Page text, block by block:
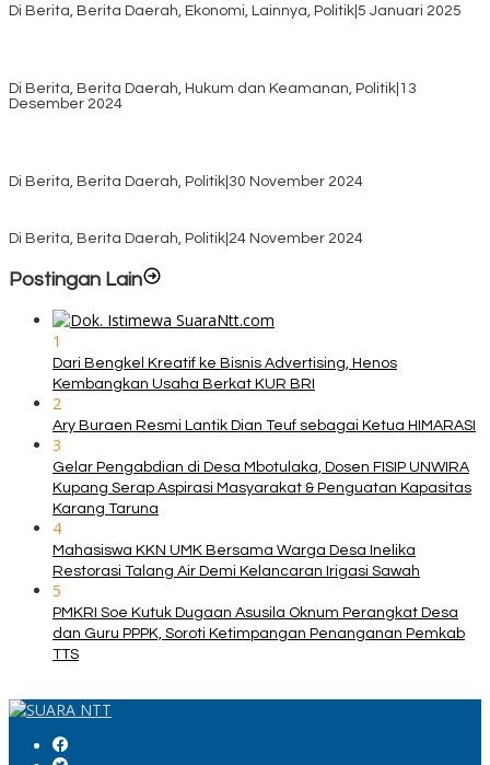
Di Berita, Berita Daerah, Ekonomi, Lainnya, Politik 5 Januari 2025
Di Berita, Berita Daerah, Hukum dan Keamanan, Politik 13
Desember 2024
Di Berita, Berita Daerah, Politik 30 November 2024
Di Berita, Berita Daerah, Politik 24 November 2024
Postingan Lain
1
Dari Bengkel Kreatif ke Bisnis Advertising, Henos
Kembangkan Usaha Berkat KUR BRI
2
Ary Buraen Resmi Lantik Dian Teuf sebagai Ketua HIMARASI
3
Gelar Pengabdian di Desa Mbotulaka, Dosen FISIP UNWIRA
Kupang Serap Aspirasi Masyarakat & Penguatan Kapasitas
Karang Taruna
4
Mahasiswa KKN UMK Bersama Warga Desa Inelika
Restorasi Talang Air Demi Kelancaran Irigasi Sawah
5
PMKRI Soe Kutuk Dugaan Asusila Oknum Perangkat Desa
dan Guru PPPK, Soroti Ketimpangan Penanganan Pemkab
TTS